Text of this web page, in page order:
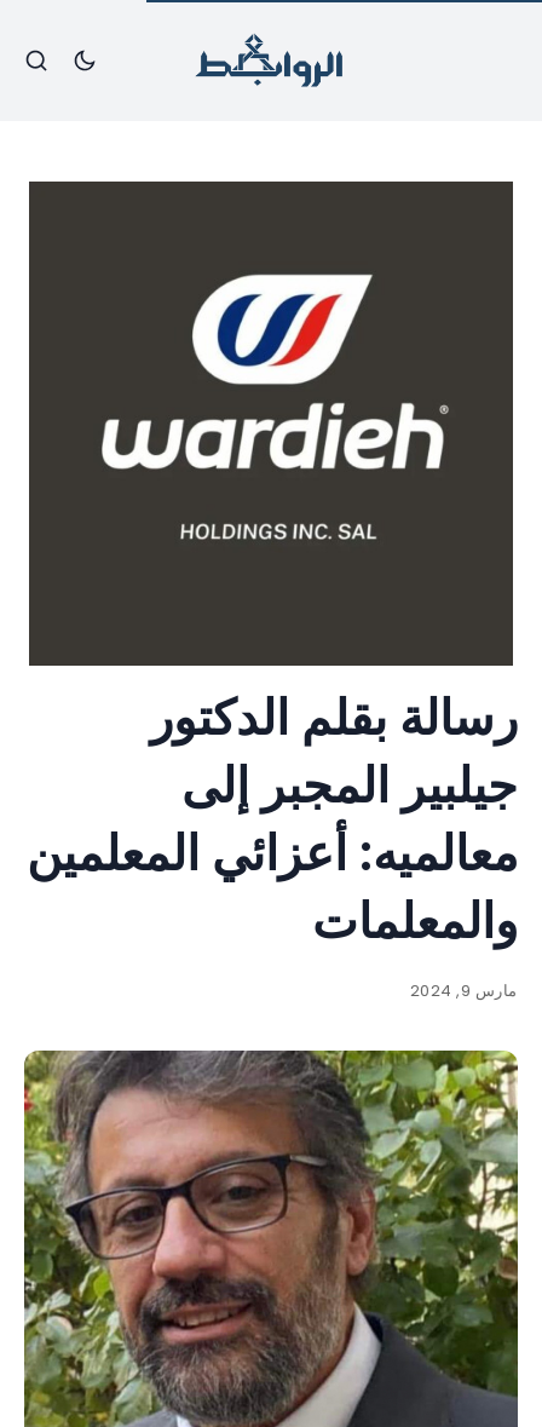
رسالة بقلم الدكتور
جيلبير المجبر إلى
معالميه: أعزائي المعلمين
والمعلمات
مارس 9, 2024